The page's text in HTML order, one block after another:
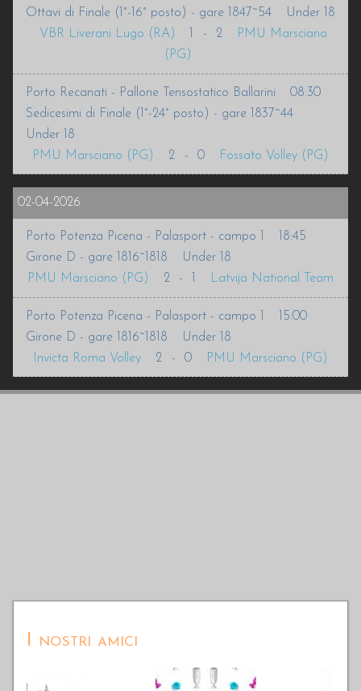
Ottavi di Finale (1°-16° posto) - gare 1847~54
Under 18
VBR Liverani Lugo (RA)
1 - 2
PMU Marsciano
(PG)
Porto Recanati - Pallone Tensostatico Ballarini
08:30
Sedicesimi di Finale (1°-24° posto) - gare 1837~44
Under 18
PMU Marsciano (PG)
2 - 0 Fossato Volley (PG)
02-04-2026
Porto Potenza Picena - Palasport - campo 1
18:45
Girone D - gare 1816~1818
Under 18
PMU Marsciano (PG)
2 - 1 Latvija National Team
Porto Potenza Picena - Palasport - campo 1
15:00
Girone D - gare 1816~1818
Under 18
Invicta Roma Volley
2 - 0 PMU Marsciano (PG)
I nostri amici